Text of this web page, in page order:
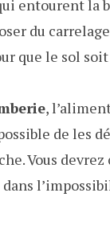
entourent la
du
que le sol
,
de les
Vous